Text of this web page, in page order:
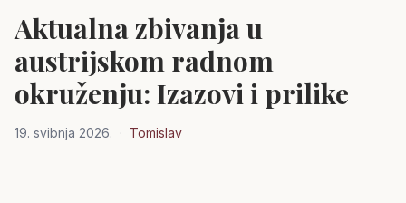
Aktualna zbivanja u
austrijskom radnom
okruženju: Izazovi i prilike
19. svibnja 2026. · Tomislav